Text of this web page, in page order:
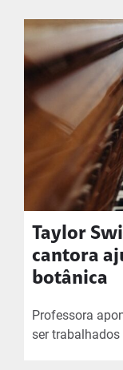
Taylor
cantora
botânica
Professora
ser